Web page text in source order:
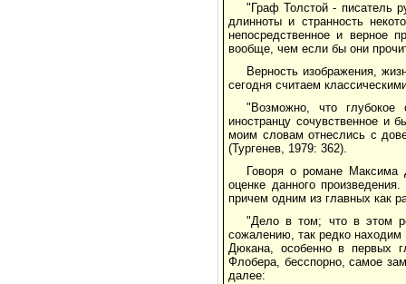
"Граф Толстой - писатель
длинноты и странность
непосредственное и верное
вообще, чем если бы они
Верность изображения,
сегодня считаем
"Возможно, что глубокое
иностранцу сочувственное и
моим словам отнеслись с
(Тургенев, 1979: 362).
Говоря о романе Максима
оценке данного
причем одним из главных как
"Дело в том; что в этом
сожалению, так редко
Дюкана, особенно в первых
Флобера, бесспорно, самое
далее: